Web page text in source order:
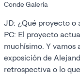
Conde Galería
JD: ¿Qué proyecto o
PC: El proyecto
muchísimo. Y vamos
exposición de
retrospectiva o lo